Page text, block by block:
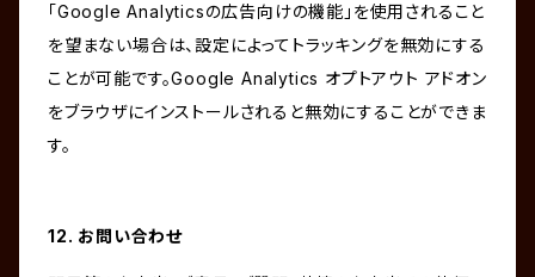
「Google Analyticsの広告向けの機能」を使用されること
を望まない場合は、設定によってトラッキングを無効にする
ことが可能です。Google Analytics オプトアウト アドオン
をブラウザにインストールされると無効にすることができま
す。
12. お問い合わせ